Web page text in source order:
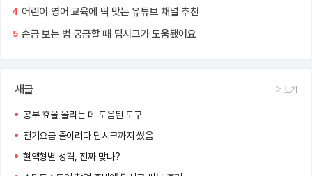
4 어린이 영어 교육에 딱 맞는 유튜브 채널 추천
5 손금 보는 법 궁금할 때 딥시크가 도움됐어요
새글 더 보기
공부 효율 올리는 데 도움된 도구
전기요금 줄이려다 딥시크까지 썼음
혈액형별 성격, 진짜 맞나?